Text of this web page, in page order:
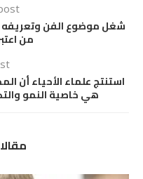
شغل موضوع الفن وتعريفه
من
استنتج علماء الأحياء أن
هي خاصية النمو